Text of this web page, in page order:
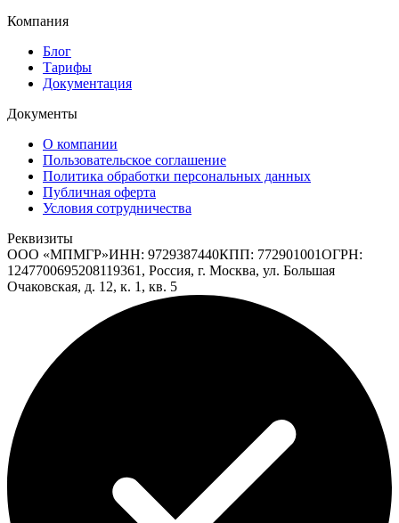
Компания
Блог
Тарифы
Документация
Документы
О компании
Пользовательское соглашение
Политика обработки персональных данных
Публичная оферта
Условия сотрудничества
Реквизиты
ООО «МПМГР»ИНН: 9729387440КПП: 772901001ОГРН:
1247700695208119361, Россия, г. Москва, ул. Большая
Очаковская, д. 12, к. 1, кв. 5